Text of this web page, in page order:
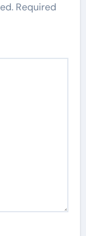
Required